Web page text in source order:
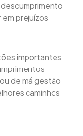
prejuízos
importantes
de má gestão
caminhos